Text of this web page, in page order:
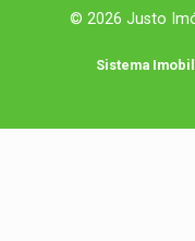
© 2026 Justo
Sistema